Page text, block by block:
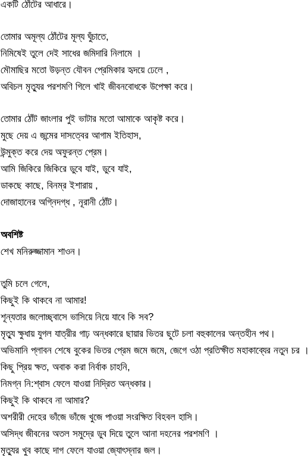
একটি ঠোঁটের আধারে।
তোমার অমূল্য ঠোঁটের মূল্য ঘুঁচাতে,
নিমিষেই তুলে দেই সাধের জমিদারি নিলামে ।
মৌমাছির মতো উড়ন্ত যৌবন প্রেমিকার হৃদয়ে ঢেলে ,
অবিচল মৃত্যুর পরশমণি গিলে খাই জীবনবোধকে উপেক্ষা করে।
তোমার ঠোঁট জাংলার পুই ভাটার মতো আমাকে আকৃষ্ট করে।
মুছে দেয় এ জন্মের দাসত্বের আগাম ইতিহাস,
উন্মুক্ত করে দেয় অফুরন্ত প্রেম।
আমি জিকিরে জিকিরে ডুবে যাই, ডুবে যাই,
ডাকছে কাছে, বিনম্র ইশারায় ,
দোজাহানের অগ্নিদগ্ধ , নূরানী ঠোঁট।
অবশিষ্ট
শেখ মনিরুজ্জামান শাওন।
তুমি চলে গেলে,
কিছুই কি থাকবে না আমার!
শূন্যতার জলোচ্ছ্বাসে ভাসিয়ে নিয়ে যাবে কি সব?
মৃত্যু ক্ষুধায় যুগল যাত্রীর গাঢ় অন্ধকারে ছায়ার ভিতর ছুটে চলা বহুকালের অন্তহীন পথ।
অভিমানি প্লাবন শেষে বুকের ভিতর প্রেম জমে জমে, জেগে ওঠা প্রতিক্ষীত মহাকাব্যের নতুন চর ।
কিছু প্রিয় ক্ষত, অবাক করা নির্বাক চাহনি,
নিমগ্ন নি:শ্বাস ফেলে যাওয়া নিদ্রিত অন্ধকার।
কিছুই কি থাকবে না আমার?
অশরীরী দেহের ভাঁজে ভাঁজে খুজে পাওয়া সংরক্ষিত বিহবল হাসি।
অসিদ্ধ জীবনের অতল সমুদ্রে ডুব দিয়ে তুলে আনা দহনের পরশমণি ।
মৃত্যুর খুব কাছে দাগ ফেলে যাওয়া জ্যোৎস্নার জল।